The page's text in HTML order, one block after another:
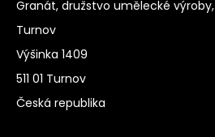
Granát, družstvo umělecké výroby,
Turnov
Výšinka 1409
511 01 Turnov
Česká republika